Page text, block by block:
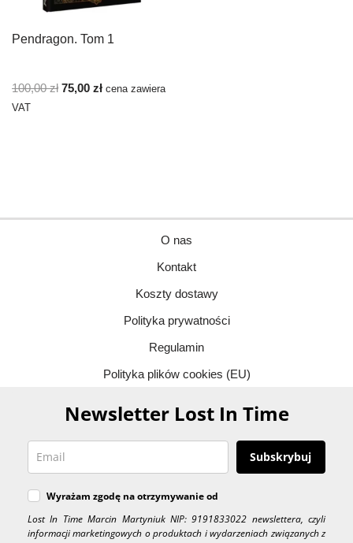
Pendragon. Tom 1
100,00zł 75,00 zł cena zawiera
VAT
O nas
Kontakt
Koszty dostawy
Polityka prywatności
Regulamin
Polityka plików cookies (EU)
Newsletter Lost In Time
Subskrybuj
Wyrażam zgodę na otrzymywanie od
Lost In Time Marcin Martyniuk NIP: 9191833022 newslettera, czyli
informacji marketingowych o produktach i wydarzeniach związanych z